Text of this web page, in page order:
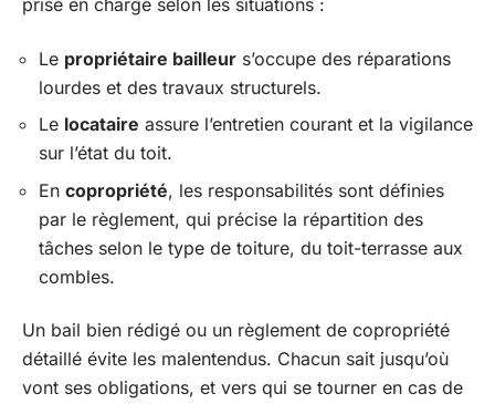
prise en charge selon les situations :
Le propriétaire bailleur s’occupe des réparations
lourdes et des travaux structurels.
Le locataire assure l’entretien courant et la vigilance
sur l’état du toit.
En copropriété, les responsabilités sont définies
par le règlement, qui précise la répartition des
tâches selon le type de toiture, du toit-terrasse aux
combles.
Un bail bien rédigé ou un règlement de copropriété
détaillé évite les malentendus. Chacun sait jusqu’où
vont ses obligations, et vers qui se tourner en cas de